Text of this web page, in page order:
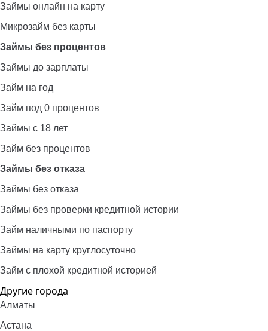
Займы онлайн на карту
Микрозайм без карты
Займы без процентов
Займы до зарплаты
Займ на год
Займ под 0 процентов
Займы с 18 лет
Займ без процентов
Займы без отказа
Займы без отказа
Займы без проверки кредитной истории
Займ наличными по паспорту
Займы на карту круглосуточно
Займ с плохой кредитной историей
Другие города
Алматы
Астана